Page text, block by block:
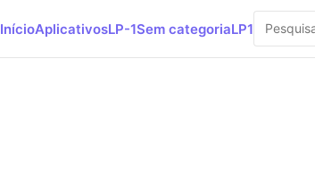
InícioAplicativosLP-1Sem categoriaLP1